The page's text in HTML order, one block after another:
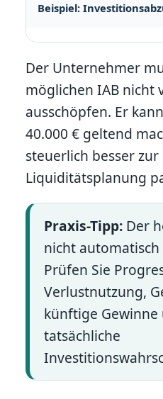
Beispiel:
Der Unternehmer
möglichen IAB nicht
ausschöpfen. Er
40.000 € geltend
steuerlich besser
Liquiditätsplanung
Praxis-Tipp: Der
nicht
Prüfen Sie
Verlustnutzung,
künftige Gewinne
tatsächliche